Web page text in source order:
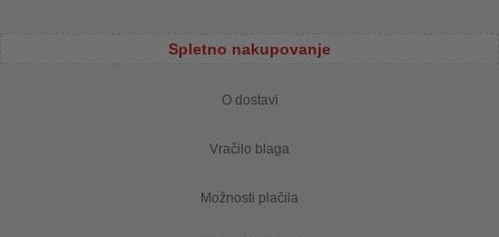
Spletno nakupovanje
O dostavi
Vračilo blaga
Možnosti plačila